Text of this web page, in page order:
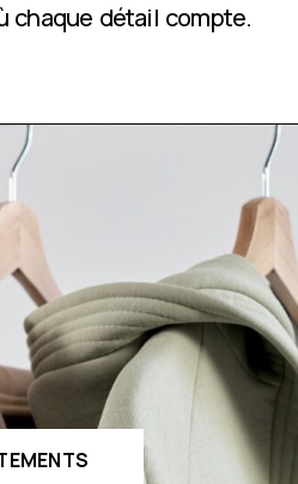
chaque détail compte.